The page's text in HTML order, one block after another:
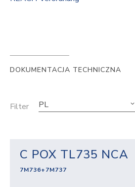
DOKUMENTACJA TECHNICZNA
Filter PL
C POX TL735 NCA
7M736+7M737